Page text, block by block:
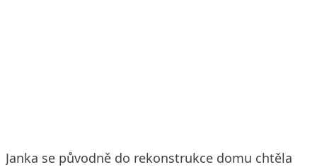
Janka se původně do rekonstrukce domu chtěla